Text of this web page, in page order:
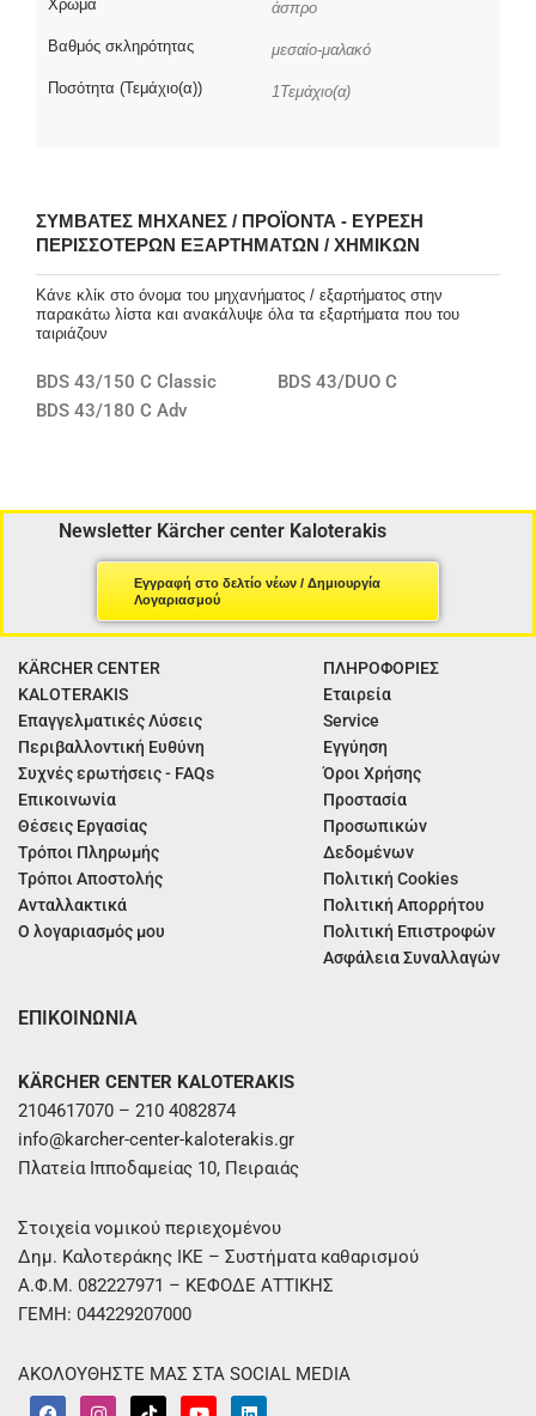
Χρώμα άσπρο
Βαθμός σκληρότητας μεσαίο-μαλακό
Ποσότητα (Τεμάχιο(α)) 1Τεμάχιο(α)
ΣΥΜΒΑΤΈΣ ΜΗΧΑΝΈΣ / ΠΡΟΪΌΝΤΑ - ΕΎΡΕΣΗ
ΠΕΡΙΣΣΌΤΕΡΩΝ ΕΞΑΡΤΗΜΆΤΩΝ / ΧΗΜΙΚΏΝ
Κάνε κλίκ στο όνομα του μηχανήματος / εξαρτήματος στην
παρακάτω λίστα και ανακάλυψε όλα τα εξαρτήματα που του
ταιριάζουν
BDS 43/150 C Classic
BDS 43/180 C Adv
BDS 43/DUO C
Newsletter Kärcher center Kaloterakis
Εγγραφή στο δελτίο νέων / Δημιουργία
Λογαριασμού
KÄRCHER CENTER
KALOTERAKIS
Επαγγελματικές Λύσεις
Περιβαλλοντική Ευθύνη
Συχνές ερωτήσεις - FAQs
Επικοινωνία
Θέσεις Εργασίας
Τρόποι Πληρωμής
Τρόποι Αποστολής
Ανταλλακτικά
Ο λογαριασμός μου
ΠΛΗΡΟΦΟΡΙΕΣ
Εταιρεία
Service
Εγγύηση
Όροι Χρήσης
Προστασία
Προσωπικών
Δεδομένων
Πολιτική Cookies
Πολιτική Απορρήτου
Πολιτική Επιστροφών
Ασφάλεια Συναλλαγών
ΕΠΙΚΟΙΝΩΝΙΑ
KÄRCHER CENTER KALOTERAKIS
2104617070 – 210 4082874
info@karcher-center-kaloterakis.gr
Πλατεία Ιπποδαμείας 10, Πειραιάς
Στοιχεία νομικού περιεχομένου
Δημ. Καλοτεράκης ΙΚΕ – Συστήματα καθαρισμού
Α.Φ.Μ. 082227971 – ΚΕΦΟΔΕ ΑΤΤΙΚΗΣ
ΓΕΜΗ: 044229207000
ΑΚΟΛΟΥΘΗΣΤΕ ΜΑΣ ΣΤΑ SOCIAL MEDIA
F I T Y L